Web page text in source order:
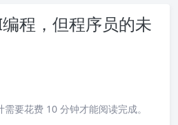
程，但程序员的未
要花费 10 分钟才能阅读完成。